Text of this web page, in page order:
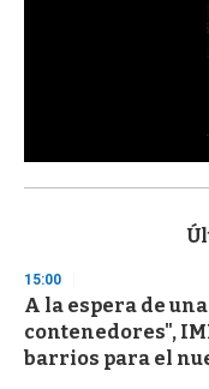
s
d
s
o
f
3
15:00
A la espera de
contenedores",
barrios para el